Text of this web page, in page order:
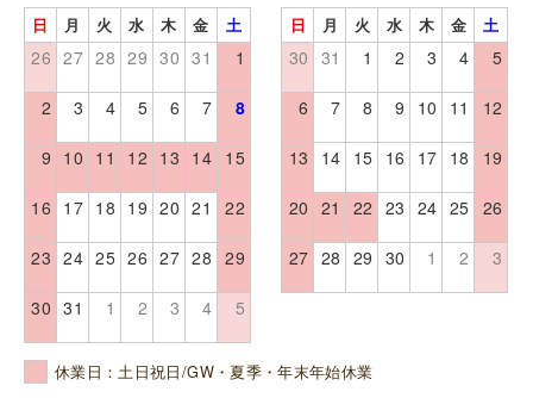
日 月 火 水 木 金 土
26 27 28 29 30 31 1
2 3 4 5 6 7 8
9 10 11 12 13 14 15
16 17 18 19 20 21 22
23 24 25 26 27 28 29
30 31 1 2 3 4 5
日 月 火 水 木 金 土
30 31 1 2 3 4 5
6 7 8 9 10 11 12
13 14 15 16 17 18 19
20 21 22 23 24 25 26
27 28 29 30 1 2 3
休業日：土日祝日/GW・夏季・年末年始休業